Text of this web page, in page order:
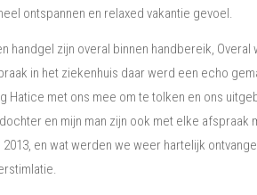
ontspannen en relaxed vakantie gevoel.
handgel zijn overal binnen handbereik,
in het ziekenhuis daar werd een echo
Hatice met ons mee om te tolken en ons
en mijn man zijn ook met elke
en wat werden we weer hartelijk